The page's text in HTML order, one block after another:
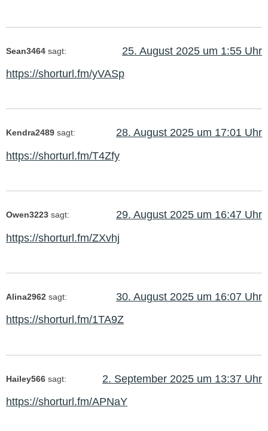
Sean3464 sagt:
25. August 2025 um 1:55 Uhr
https://shorturl.fm/yVASp
Kendra2489 sagt:
28. August 2025 um 17:01 Uhr
https://shorturl.fm/T4Zfy
Owen3223 sagt:
29. August 2025 um 16:47 Uhr
https://shorturl.fm/ZXvhj
Alina2962 sagt:
30. August 2025 um 16:07 Uhr
https://shorturl.fm/1TA9Z
Hailey566 sagt:
2. September 2025 um 13:37 Uhr
https://shorturl.fm/APNaY